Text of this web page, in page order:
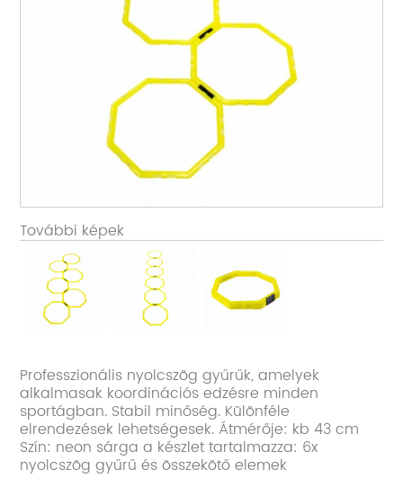
További képek
Professzionális nyolcszög gyűrűk, amelyek
alkalmasak koordinációs edzésre minden
sportágban. Stabil minőség. Különféle
elrendezések lehetségesek. Átmérője: kb 43 cm
Szín: neon sárga a készlet tartalmazza: 6x
nyolcszög gyűrű és összekötő elemek